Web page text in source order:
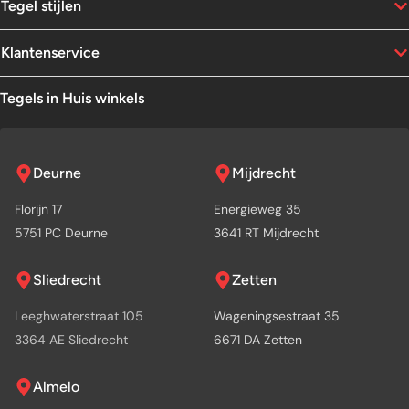
Tegel stijlen
Klantenservice
Tegels in Huis winkels
Deurne
Florijn 17
5751 PC Deurne
Mijdrecht
Energieweg 35
3641 RT Mijdrecht
Sliedrecht
Leeghwaterstraat 105
3364 AE Sliedrecht
Zetten
Wageningsestraat 35
6671 DA Zetten
Almelo